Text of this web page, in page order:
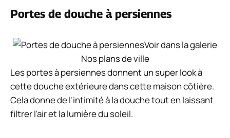
Portes de douche à persiennes
Voir dans la galerie
Nos plans de ville
Les portes à persiennes donnent un super look à
cette douche extérieure dans cette maison côtière.
Cela donne de l'intimité à la douche tout en laissant
filtrer l'air et la lumière du soleil.